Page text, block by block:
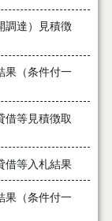
達）見積徴
（条件付一
等見積徴取
等入札結果
（条件付一